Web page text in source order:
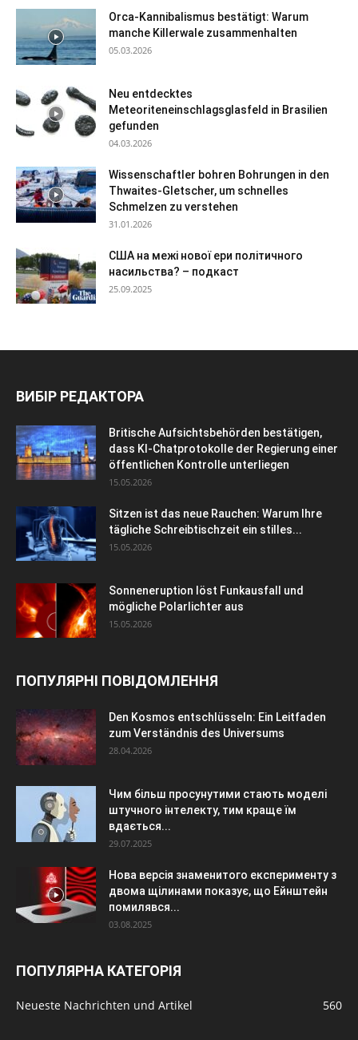
Orca-Kannibalismus bestätigt: Warum
manche Killerwale zusammenhalten
05.03.2026
Neu entdecktes
Meteoriteneinschlagsglasfeld in Brasilien
gefunden
04.03.2026
Wissenschaftler bohren Bohrungen in den
Thwaites-Gletscher, um schnelles
Schmelzen zu verstehen
31.01.2026
США на межі нової ери політичного
насильства? – подкаст
25.09.2025
ВИБІР РЕДАКТОРА
Britische Aufsichtsbehörden bestätigen,
dass KI-Chatprotokolle der Regierung einer
öffentlichen Kontrolle unterliegen
15.05.2026
Sitzen ist das neue Rauchen: Warum Ihre
tägliche Schreibtischzeit ein stilles...
15.05.2026
Sonneneruption löst Funkausfall und
mögliche Polarlichter aus
15.05.2026
ПОПУЛЯРНІ ПОВІДОМЛЕННЯ
Den Kosmos entschlüsseln: Ein Leitfaden
zum Verständnis des Universums
28.04.2026
Чим більш просунутими стають моделі
штучного інтелекту, тим краще їм
вдається...
29.07.2025
Нова версія знаменитого експерименту з
двома щілинами показує, що Ейнштейн
помилявся...
03.08.2025
ПОПУЛЯРНА КАТЕГОРІЯ
Neueste Nachrichten und Artikel 560